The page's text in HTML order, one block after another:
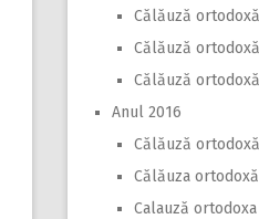
Călăuză
Călăuză
Călăuză
Anul 2016
Călăuză
Călăuza
Calauză ortodoxa